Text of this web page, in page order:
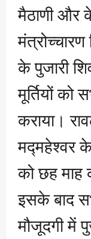
मैठाणी और
के पुजारी
मूर्तियों को
कराया।
मद्महेश्वर
को छह माह
इसके बाद
मौजूदगी में